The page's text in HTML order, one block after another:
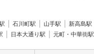
石川町駅 山手駅
新高島駅
日本大通り駅 元町・中華街駅